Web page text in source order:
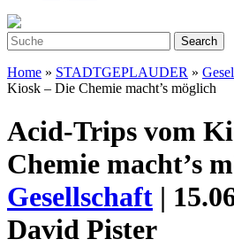
Home » STADTGEPLAUDER »
Kiosk – Die Chemie macht’s möglich
Acid-Trips vom
Chemie macht’s
Gesellschaft |
David Pister